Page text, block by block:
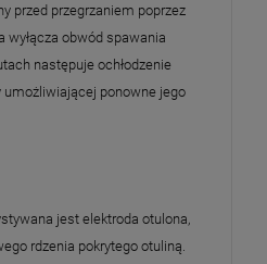
przed przegrzaniem poprzez
wyłącza obwód spawania
następuje ochłodzenie
ponowne jego
jest elektroda otulona,
rdzenia pokrytego otuliną.